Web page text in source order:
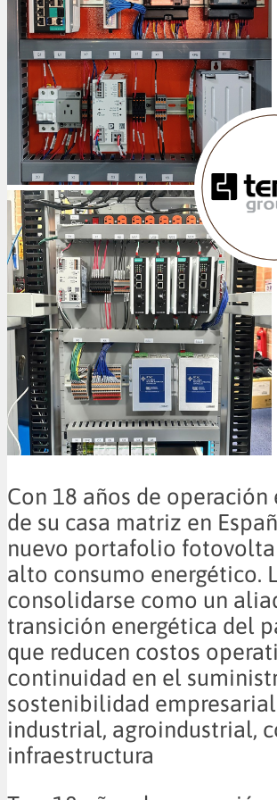
Con 18 años de
de su casa matriz en
nuevo portafolio
alto consumo energético.
consolidarse como un
transición energética del
que reducen costos
continuidad en el
sostenibilidad
industrial, agroindustrial,
infraestructura